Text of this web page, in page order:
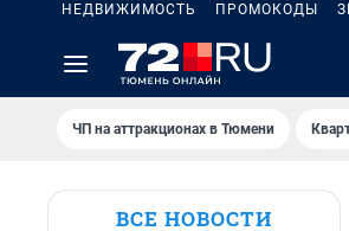
НЕДВИЖИМОСТЬ ПРОМОКОДЫ
ЧП на аттракционах в Тюмени
ВСЕ НОВОСТИ